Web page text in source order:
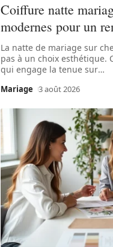
Coiffure natte
modernes pour un
La natte de mariage sur
pas à un choix esthétique.
qui engage la tenue sur…
Mariage 3 août 2026